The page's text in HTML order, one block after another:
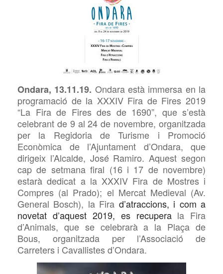
Ondara, 13.11.19. Ondara està immersa en la
programació de la XXXIV Fira de Fires 2019
“La Fira de Fires des de 1690”, que s’està
celebrant de 9 al 24 de novembre, organitzada
per la Regidoria de Turisme i Promoció
Econòmica de l’Ajuntament d’Ondara, que
dirigeix l’Alcalde, José Ramiro. Aquest segon
cap de setmana firal (16 i 17 de novembre)
estarà dedicat a la XXXIV Fira de Mostres i
Compres (al Prado); el Mercat Medieval (Av.
General Bosch), la Fira d’atraccions, i com a
novetat d’aquest 2019, es recupera la Fira
d’Animals, que se celebrarà a la Plaça de
Bous, organitzada per l’Associació de
Carreters i Cavallistes d’Ondara.